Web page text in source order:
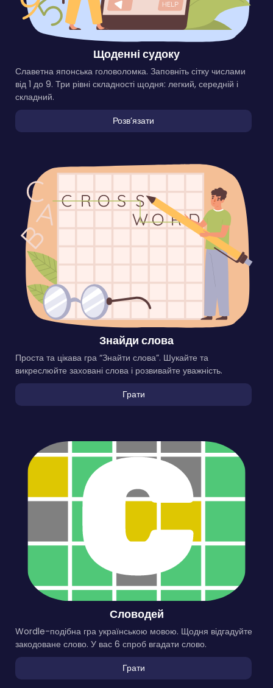
Щоденні судоку
Славетна японська головоломка. Заповніть сітку числами
від 1 до 9. Три рівні складності щодня: легкий, середній і
складний.
Розвʼязати
Знайди слова
Проста та цікава гра “Знайти слова”. Шукайте та
викреслюйте заховані слова і розвивайте уважність.
Грати
Словодей
Wordle-подібна гра українською мовою. Щодня відгадуйте
закодоване слово. У вас 6 спроб вгадати слово.
Грати